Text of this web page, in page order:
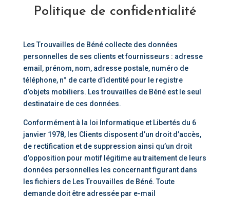
Politique de confidentialité
Les Trouvailles de Béné collecte des données
personnelles de ses clients et fournisseurs : adresse
email, prénom, nom, adresse postale, numéro de
téléphone, n° de carte d’identité pour le registre
d’objets mobiliers. Les trouvailles de Béné est le seul
destinataire de ces données.
Conformément à la loi Informatique et Libertés du 6
janvier 1978, les Clients disposent d’un droit d’accès,
de rectification et de suppression ainsi qu’un droit
d’opposition pour motif légitime au traitement de leurs
données personnelles les concernant figurant dans
les fichiers de Les Trouvailles de Béné. Toute
demande doit être adressée par e-mail